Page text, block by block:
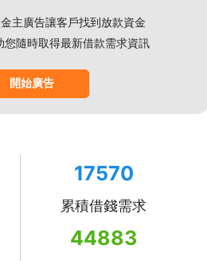
主廣告讓客戶找到放款資金
您隨時取得最新借款需求資訊
開始廣告
17570
累積借錢需求
44883